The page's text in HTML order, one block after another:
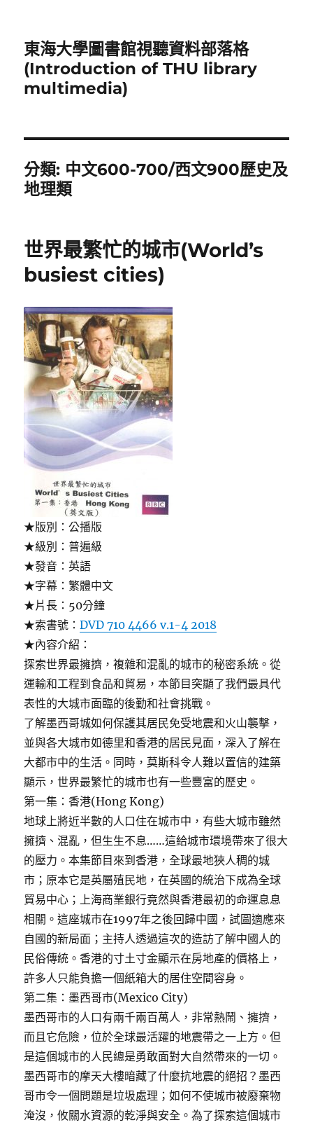
東海大學圖書館視聽資料部落格
(Introduction of THU library
multimedia)
分類: 中文600-700/西文900歷史及
地理類
世界最繁忙的城市(World’s
busiest cities)
★版別：公播版
★級別：普遍級
★發音：英語
★字幕：繁體中文
★片長：50分鐘
★索書號：DVD 710 4466 v.1-4 2018
★內容介紹：
探索世界最擁擠，複雜和混亂的城市的秘密系統。從
運輸和工程到食品和貿易，本節目突顯了我們最具代
表性的大城市面臨的後勤和社會挑戰。
了解墨西哥城如何保護其居民免受地震和火山襲擊，
並與各大城市如德里和香港的居民見面，深入了解在
大都市中的生活。同時，莫斯科令人難以置信的建築
顯示，世界最繁忙的城市也有一些豐富的歷史。
第一集：香港(Hong Kong)
地球上將近半數的人口住在城市中，有些大城市雖然
擁擠、混亂，但生生不息……這給城市環境帶來了很大
的壓力。本集節目來到香港，全球最地狹人稠的城
市；原本它是英屬殖民地，在英國的統治下成為全球
貿易中心；上海商業銀行竟然與香港最初的命運息息
相關。這座城市在1997年之後回歸中國，試圖適應來
自國的新局面；主持人透過這次的造訪了解中國人的
民俗傳統。香港的寸土寸金顯示在房地產的價格上，
許多人只能負擔一個紙箱大的居住空間容身。
第二集：墨西哥市(Mexico City)
墨西哥市的人口有兩千兩百萬人，非常熱鬧、擁擠，
而且它危險，位於全球最活躍的地震帶之一上方。但
是這個城市的人民總是勇敢面對大自然帶來的一切。
墨西哥市的摩天大樓暗藏了什麼抗地震的絕招？墨西
哥市令一個問題是垃圾處理；如何不使城市被廢棄物
淹沒，攸關水資源的乾淨與安全。為了探索這個城市